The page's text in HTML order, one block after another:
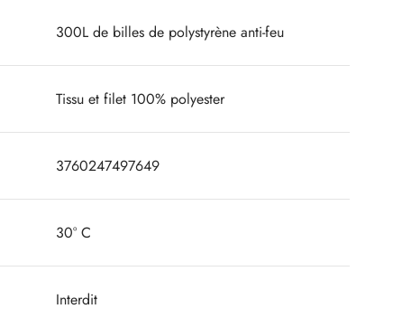
300L de billes de polystyrène anti-feu
Tissu et filet 100% polyester
3760247497649
30° C
Interdit